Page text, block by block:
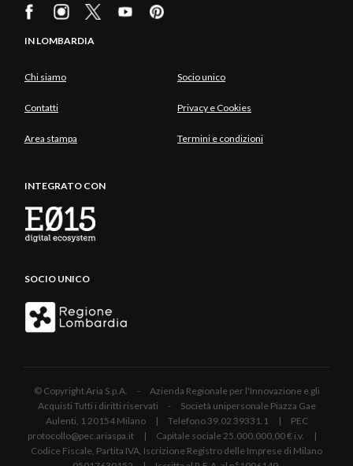
IN LOMBARDIA
Chi siamo Socio unico
Contatti Privacy e Cookies
Area stampa Termini e condizioni
INTEGRATO CON
SOCIO UNICO
© Copyright Aria S.p.A. - Azienda Regionale per l'Innovazione e gli
Acquisti Tutti i diritti riservati - Società unipersonale Piazza Gae
Aulenti, 1 20154 Milano | Telefono 39.02 39331.1 | PEC
protocollo@pec.ariaspa.it | Capitale sociale 25.000.000,00 € i.v. |
Codice Fiscale, Partita IVA, Iscrizione Registro delle Imprese di Milano